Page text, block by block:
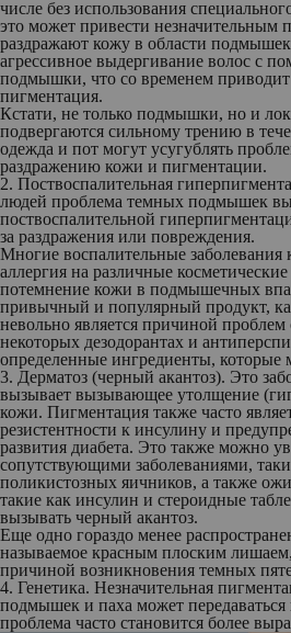
числе без использования
это может привести незначительным
раздражают кожу в области
агрессивное выдергивание волос с
подмышки, что со временем приводит
пигментация.
Кстати, не только подмышки, но и
подвергаются сильному трению в
одежда и пот могут усугублять
раздражению кожи и пигментации.
2. Поствоспалительная
людей проблема темных подмышек
поствоспалительной
за раздражения или повреждения.
Многие воспалительные заболевания
аллергия на различные
потемнение кожи в подмышечных
привычный и популярный продукт,
невольно является причиной
некоторых дезодорантах и
определенные ингредиенты, которые
3. Дерматоз (черный акантоз). Это
вызывает вызывающее утолщение
кожи. Пигментация также часто
резистентности к инсулину и
развития диабета. Это также можно
сопутствующими заболеваниями,
поликистозных яичников, а также
такие как инсулин и стероидные
вызывать черный акантоз.
Еще одно гораздо менее
называемое красным плоским
причиной возникновения темных
4. Генетика. Незначительная
подмышек и паха может передаваться
проблема часто становится более